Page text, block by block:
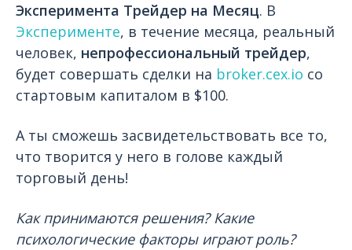
Эксперимента Трейдер на Месяц. В
Эксперименте, в течение месяца, реальный
человек, непрофессиональный трейдер,
будет совершать сделки на broker.cex.io со
стартовым капиталом в $100.
А ты сможешь засвидетельствовать все то,
что творится у него в голове каждый
торговый день!
Как принимаются решения? Какие
психологические факторы играют роль?